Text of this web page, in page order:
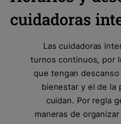
cuidadoras
Las cuidadoras
turnos continuos, por
que tengan
bienestar y el de la
cuidan. Por regla
maneras de